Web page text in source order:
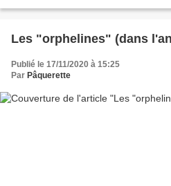
Les "orphelines" (dans
Publié le 17/11/2020 à 15:25
Par Pâquerette